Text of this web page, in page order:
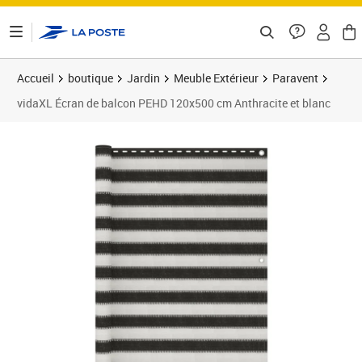
Accueil boutique Jardin Meuble Extérieur
Paravent
vidaXL Écran de balcon PEHD 120x500 cm Anthracite et blanc